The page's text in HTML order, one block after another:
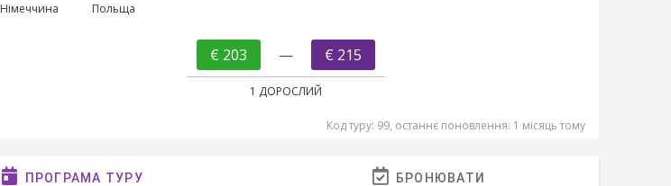
Німеччина Польща
€ 203 — € 215
1 ДОРОСЛИЙ
Код туру: 99, останнє поновлення: 1 місяць тому
ПРОГРАМА ТУРУ БРОНЮВАТИ